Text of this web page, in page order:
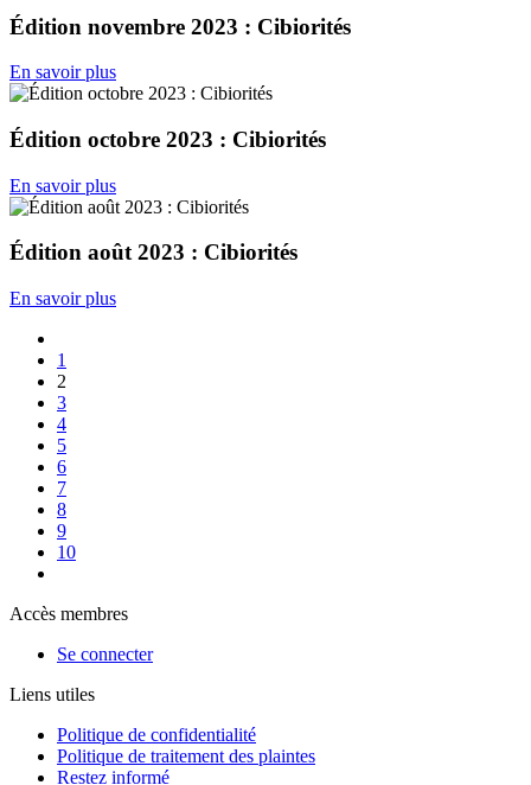
Édition novembre 2023 : Cibiorités
En savoir plus
Édition octobre 2023 : Cibiorités
En savoir plus
Édition août 2023 : Cibiorités
En savoir plus
1
2
3
4
5
6
7
8
9
10
Accès membres
Se connecter
Liens utiles
Politique de confidentialité
Politique de traitement des plaintes
Restez informé